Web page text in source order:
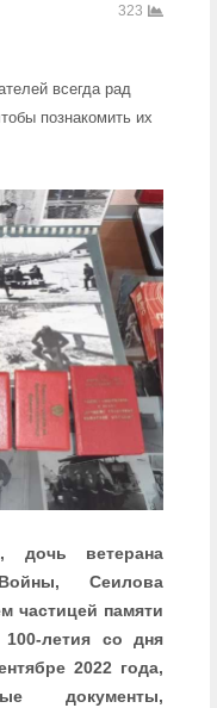
323
всегда рад
познакомить их
дочь ветерана
Сеилова
частицей памяти
летия со дня
2022 года,
документы,